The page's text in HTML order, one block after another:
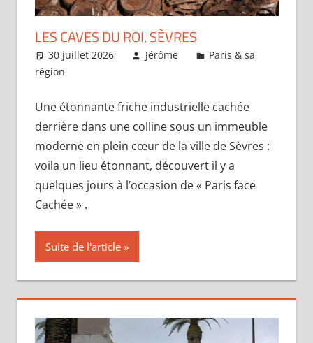
LES CAVES DU ROI, SÈVRES
30 juillet 2026 Jérôme
Paris & sa
région
Une étonnante friche industrielle cachée
derrière dans une colline sous un immeuble
moderne en plein cœur de la ville de Sèvres :
voila un lieu étonnant, découvert il y a
quelques jours à l’occasion de « Paris face
Cachée » .
Suite de l'article